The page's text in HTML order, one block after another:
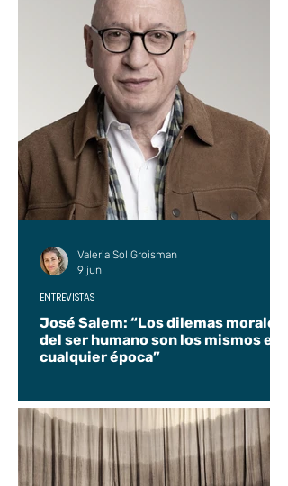
José Salem: “Los dilemas morales
del ser humano son los mismos en
cualquier época”
ENTREVISTAS
Valeria Sol Groisman
9 jun